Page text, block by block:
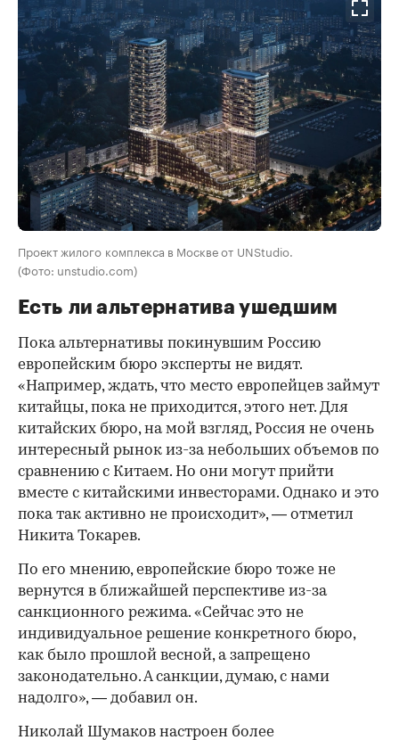
Проект жилого комплекса в Москве от UNStudio.
(Фото: unstudio.com)
Есть ли альтернатива ушедшим
Пока альтернативы покинувшим Россию
европейским бюро эксперты не видят.
«Например, ждать, что место европейцев займут
китайцы, пока не приходится, этого нет. Для
китайских бюро, на мой взгляд, Россия не очень
интересный рынок из-за небольших объемов по
сравнению с Китаем. Но они могут прийти
вместе с китайскими инвесторами. Однако и это
пока так активно не происходит», — отметил
Никита Токарев.
По его мнению, европейские бюро тоже не
вернутся в ближайшей перспективе из-за
санкционного режима. «Сейчас это не
индивидуальное решение конкретного бюро,
как было прошлой весной, а запрещено
законодательно. А санкции, думаю, с нами
надолго», — добавил он.
Николай Шумаков настроен более